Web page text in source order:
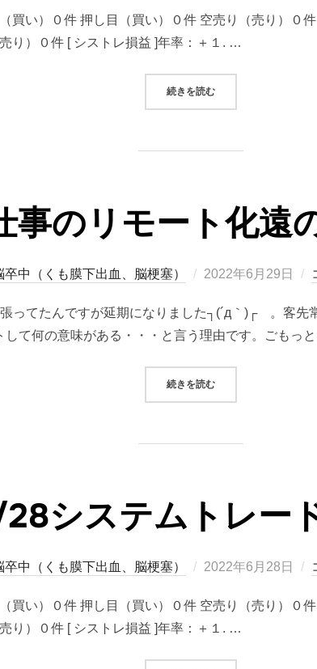
日:
買い）０件 押し目（買い）０件 空売り（売り）０
り）０件 [ シストレ損益 ]年率：＋１. …
続きを読む“2022/06/29システム
事のリモート化遠
卒中（くも膜下出血、脳梗塞）
投
日:
2022年6月29日
ってたんですが延期になりました┐(´д｀)┌ 。客先
して何の意味がある・・・と言う理由です。ごもっ
続きを読む“仕事のリモート化遠の
システムトレー
卒中（くも膜下出血、脳梗塞）
投
日:
2022年6月28日
買い）０件 押し目（買い）０件 空売り（売り）０
り）０件 [ シストレ損益 ]年率：＋１. …